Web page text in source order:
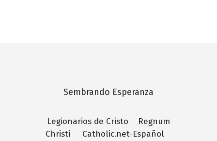
Sembrando Esperanza
Legionarios de Cristo Regnum
Christi
Catholic.net-Español